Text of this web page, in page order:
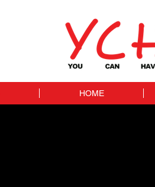
HOME